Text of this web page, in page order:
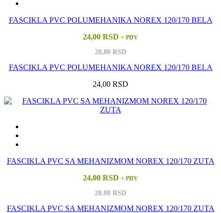
FASCIKLA PVC POLUMEHANIKA NOREX 120/170 BELA
24,00 RSD + PDV
28,80 RSD
FASCIKLA PVC POLUMEHANIKA NOREX 120/170 BELA
24,00 RSD
FASCIKLA PVC SA MEHANIZMOM NOREX 120/170 ZUTA
24,00 RSD + PDV
28,80 RSD
FASCIKLA PVC SA MEHANIZMOM NOREX 120/170 ZUTA